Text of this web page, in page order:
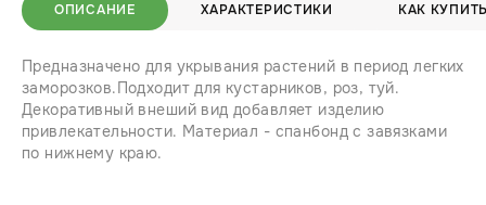
ОПИСАНИЕ ХАРАКТЕРИСТИКИ КАК
Предназначено для укрывания растений в период легких
заморозков.Подходит для кустарников, роз, туй.
Декоративный внеший вид добавляет изделию
привлекательности. Материал - спанбонд с завязками
по нижнему краю.